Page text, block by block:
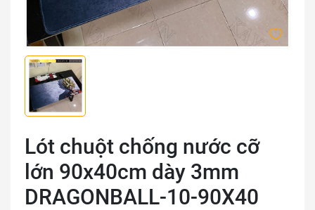
Lót chuột chống nước cỡ
lớn 90x40cm dày 3mm
DRAGONBALL-10-90X40